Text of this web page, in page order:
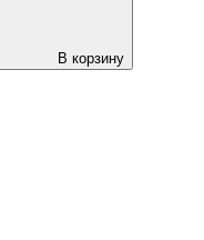
В корзину